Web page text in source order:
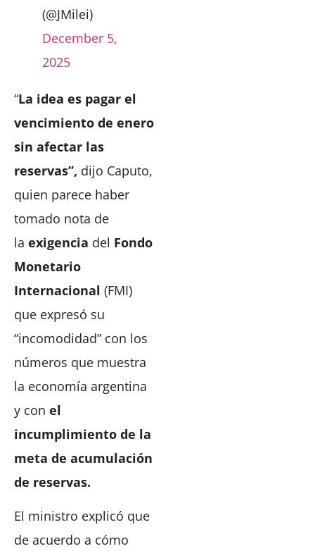
(@JMilei)
December 5,
2025
“La idea es pagar el
vencimiento de enero
sin afectar las
reservas”, dijo Caputo,
quien parece haber
tomado nota de
la exigencia del Fondo
Monetario
Internacional (FMI)
que expresó su
“incomodidad” con los
números que muestra
la economía argentina
y con el
incumplimiento de la
meta de acumulación
de reservas.
El ministro explicó que
de acuerdo a cómo